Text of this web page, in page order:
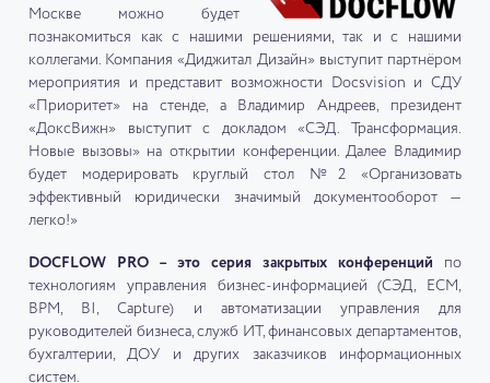
Москве можно будет
познакомиться как с нашими решениями, так и с нашими
коллегами. Компания «Диджитал Дизайн» выступит партнёром
мероприятия и представит возможности Docsvision и СДУ
«Приоритет» на стенде, а Владимир Андреев, президент
«ДоксВижн» выступит с докладом «СЭД. Трансформация.
Новые вызовы» на открытии конференции. Далее Владимир
будет модерировать круглый стол №2 «Организовать
эффективный юридически значимый документооборот —
легко!»
DOCFLOW PRO – это серия закрытых конференций по
технологиям управления бизнес-информацией (СЭД, ECM,
BPM, BI, Capture) и автоматизации управления для
руководителей бизнеса, служб ИТ, финансовых департаментов,
бухгалтерии, ДОУ и других заказчиков информационных
систем.